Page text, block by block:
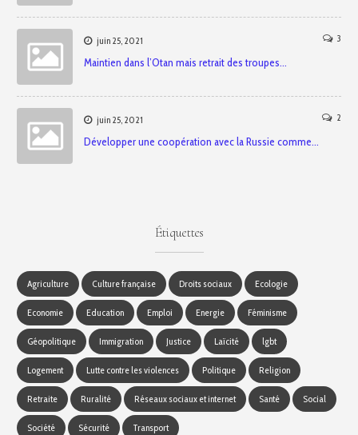
juin 25, 2021 3
Maintien dans l’Otan mais retrait des troupes…
juin 25, 2021 2
Développer une coopération avec la Russie comme…
Étiquettes
Agriculture Culture française Droits sociaux Ecologie
Economie Education Emploi Energie Féminisme
Géopolitique Immigration Justice Laïcité lgbt
Logement Lutte contre les violences Politique Religion
Retraite Ruralité Réseaux sociaux et internet Santé Social
Société Sécurité Transport